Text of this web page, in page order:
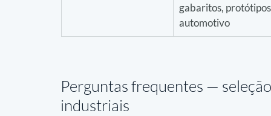
gabaritos,
automotivo
Perguntas frequentes —
industriais